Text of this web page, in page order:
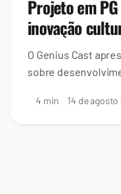
Projeto em
inovação
O Genius Cast
sobre
4 min 14 de